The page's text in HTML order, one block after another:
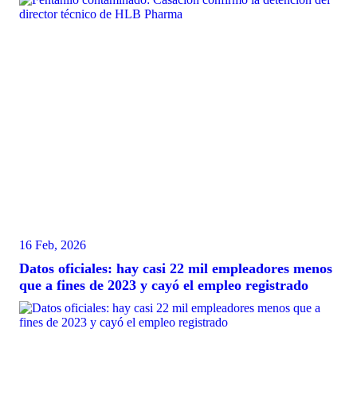
16 Feb, 2026
Datos oficiales: hay casi 22 mil empleadores menos
que a fines de 2023 y cayó el empleo registrado